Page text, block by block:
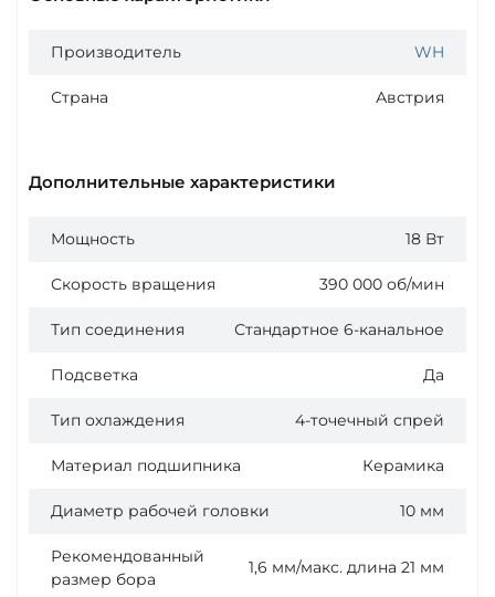
Производитель WH
Страна Австрия
Дополнительные характеристики
Мощность 18 Вт
Скорость вращения 390 000 об/мин
Тип соединения Стандартное 6-канальное
Подсветка Да
Тип охлаждения 4-точечный спрей
Материал подшипника Керамика
Диаметр рабочей головки 10 мм
Рекомендованный
размер бора
1,6 мм/макс. длина 21 мм